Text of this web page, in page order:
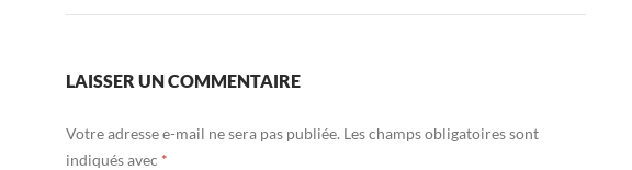
LAISSER UN COMMENTAIRE
Votre adresse e-mail ne sera pas publiée. Les champs obligatoires sont
indiqués avec *